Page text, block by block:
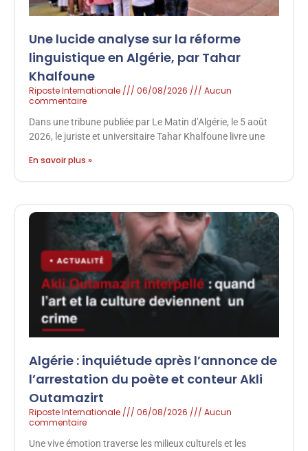
Une lucide analyse sur la réforme
linguistique en Algérie, par Tahar
Khalfoune
Riposte Internationale 06/08/2026
Aucun
commentaire
Dans une tribune publiée par Le Matin d’Algérie, le 5 août
2026, le juriste et universitaire Tahar Khalfoune livre une
En savoir plus »
Algérie : inquiétude après l’annonce de
l’arrestation du poète et conteur Akli
Outamazirt
Riposte Internationale 06/08/2026
Aucun
commentaire
Une vive émotion traverse les milieux culturels et les